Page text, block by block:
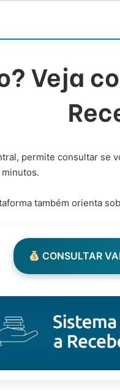
Veja
permite consultar se
também orienta
CONSULTAR